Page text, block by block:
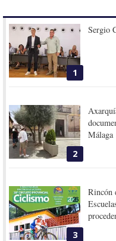
1
Sergio
2
Málaga
3
Rincón